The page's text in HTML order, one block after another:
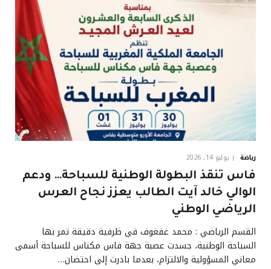
رياضة يوليو 14, 2026
فاس تنقذ البطولة الوطنية للسباحة… ودعم
الوالي خالد آيت الطالب يعزز نجاح العرس
الرياضي الوطني
القسم الرياضي : محمد غفغوف في ظرفية دقيقة تمر بها
السباحة الوطنية، جسدت عصبة جهة فاس مكناس للسباحة أسمى
معاني المسؤولية والالتزام، بعدما بادرت إلى احتضان…